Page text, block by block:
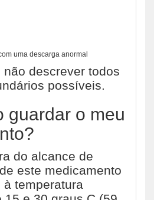
uma descarga anormal
descrever todos
possíveis.
guardar o meu
do alcance de
este medicamento
à temperatura